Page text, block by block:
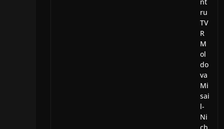
ru
TV
R
M
ol
do
va
Mi
sai
l-
Ni